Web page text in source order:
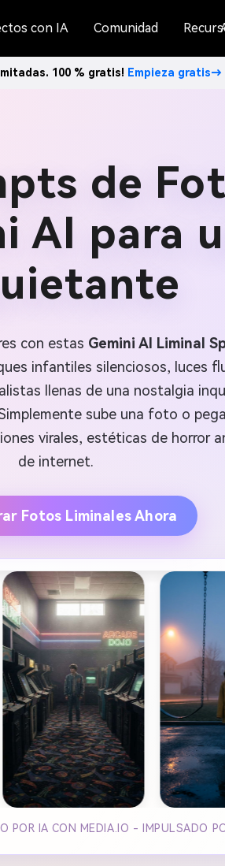
con IA Comunidad
100 % gratis! Empieza gratis→
de
AI para
con estas Gemini AI Liminal
infantiles silenciosos, luces
llenas de una nostalgia
sube una foto o
virales, estéticas de horror
de internet.
Fotos Liminales Ahora
POR IA CON MEDIA.IO - IMPULSADO